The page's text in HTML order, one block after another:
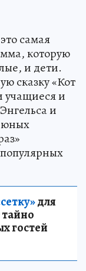
самая
которую
и дети.
сказку «Кот
учащиеся и
и
для
гостей